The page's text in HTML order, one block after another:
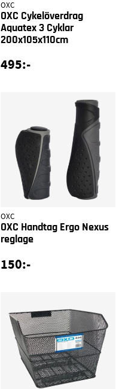
OXC
OXC Cykelöverdrag
Aquatex 3 Cyklar
200x105x110cm
495:-
OXC
OXC Handtag Ergo Nexus
reglage
150:-